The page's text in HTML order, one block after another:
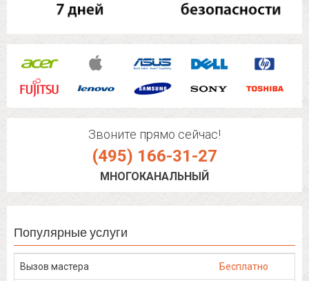
Звоните прямо сейчас!
(495) 166-31-27
МНОГОКАНАЛЬНЫЙ
Популярные услуги
Вызов мастера Бесплатно